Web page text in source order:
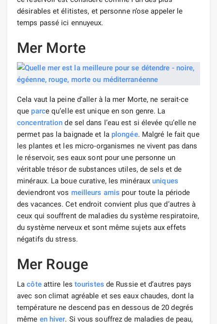
désirables et élitistes, et personne n’ose appeler le
temps passé ici ennuyeux.
Mer Morte
Cela vaut la peine d’aller à la mer Morte, ne serait-ce
que parce qu’elle est unique en son genre. La
concentration de sel dans l’eau est si élevée qu’elle ne
permet pas la baignade et la plongée. Malgré le fait que
les plantes et les micro-organismes ne vivent pas dans
le réservoir, ses eaux sont pour une personne un
véritable trésor de substances utiles, de sels et de
minéraux. La boue curative, les minérauxuniques
deviendront vos meilleurs amis pour toute la période
des vacances. Cet endroit convient plus que d’autres à
ceux qui souffrent de maladies du système respiratoire,
du système nerveux et sont même sujets aux effets
négatifs du stress.
Mer Rouge
Lacôteattire les touristes de Russie et d’autres pays
avec son climat agréable et ses eaux chaudes, dont la
température ne descend pas en dessous de 20 degrés
même en hiver. Si vous souffrez de maladies de peau,